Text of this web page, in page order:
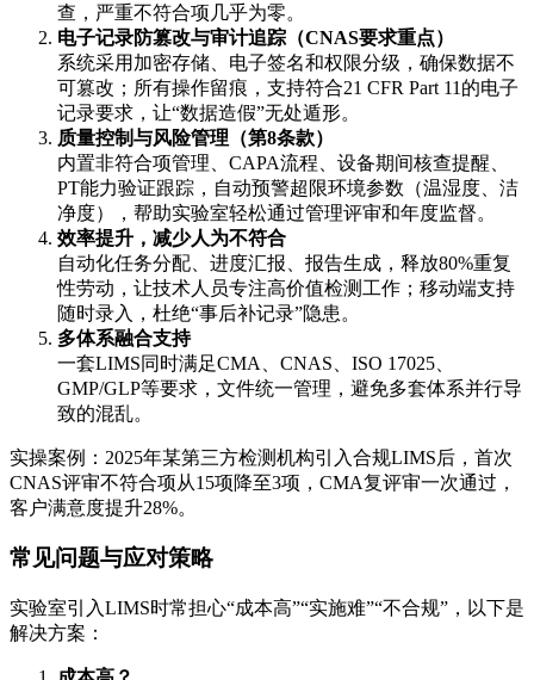
查，严重不符合项几乎为零。
电子记录防篡改与审计追踪（CNAS要求重点）
系统采用加密存储、电子签名和权限分级，确保数据不
可篡改；所有操作留痕，支持符合21 CFR Part 11的电子
记录要求，让“数据造假”无处遁形。
质量控制与风险管理（第8条款）
内置非符合项管理、CAPA流程、设备期间核查提醒、
PT能力验证跟踪，自动预警超限环境参数（温湿度、洁
净度），帮助实验室轻松通过管理评审和年度监督。
效率提升，减少人为不符合
自动化任务分配、进度汇报、报告生成，释放80%重复
性劳动，让技术人员专注高价值检测工作；移动端支持
随时录入，杜绝“事后补记录”隐患。
多体系融合支持
一套LIMS同时满足CMA、CNAS、ISO 17025、
GMP/GLP等要求，文件统一管理，避免多套体系并行导
致的混乱。
实操案例：2025年某第三方检测机构引入合规LIMS后，首次
CNAS评审不符合项从15项降至3项，CMA复评审一次通过，
客户满意度提升28%。
常见问题与应对策略
实验室引入LIMS时常担心“成本高”“实施难”“不合规”，以下是
解决方案：